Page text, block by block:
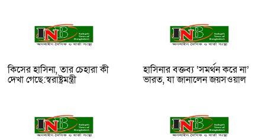
কিসের হাসিনা, তার চেহারা কী
দেখা গেছে:স্বরাষ্ট্রমন্ত্রী
হাসিনার বক্তব্য ‘সমর্থন করে না’
ভারত, যা জানালেন জয়সওয়াল